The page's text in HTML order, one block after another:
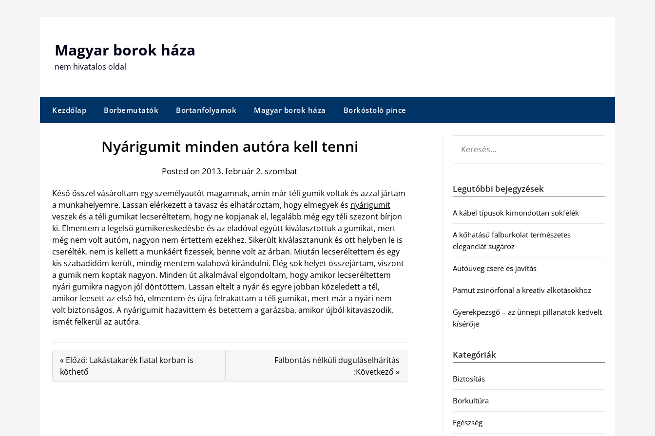
Magyar borok háza
nem hivatalos oldal
Kezdőlap Borbemutatók Bortanfolyamok Magyar borok háza Borkóstoló pince
Nyárigumit minden autóra kell tenni
Posted on 2013. február 2. szombat
Késő ősszel vásároltam egy személyautót magamnak, amin már téli gumik voltak és azzal jártam
a munkahelyemre. Lassan elérkezett a tavasz és elhatároztam, hogy elmegyek és nyárigumit
veszek és a téli gumikat lecseréltetem, hogy ne kopjanak el, legalább még egy téli szezont bírjon
ki. Elmentem a legelső gumikereskedésbe és az eladóval együtt kiválasztottuk a gumikat, mert
még nem volt autóm, nagyon nem értettem ezekhez. Sikerült kiválasztanunk és ott helyben le is
cserélték, nem is kellett a munkáért fizessek, benne volt az árban. Miután lecseréltettem és egy
kis szabadidőm került, mindig mentem valahová kirándulni. Elég sok helyet összejártam, viszont
a gumik nem koptak nagyon. Minden út alkalmával elgondoltam, hogy amikor lecseréltettem
nyári gumikra nagyon jól döntöttem. Lassan eltelt a nyár és egyre jobban közeledett a tél,
amikor leesett az első hó, elmentem és újra felrakattam a téli gumikat, mert már a nyári nem
volt biztonságos. A nyárigumit hazavittem és betettem a garázsba, amikor újból kitavaszodik,
ismét felkerül az autóra.
« Előző: Lakástakarék fiatal korban is
köthető
Falbontás nélküli duguláselhárítás
:Következő »
Legutóbbi bejegyzések
A kábel típusok kimondottan sokfélék
A kőhatású falburkolat természetes
eleganciát sugároz
Autóüveg csere és javítás
Pamut zsinórfonal a kreatív alkotásokhoz
Gyerekpezsgő – az ünnepi pillanatok kedvelt
kísérője
Kategóriák
Biztosítás
Borkultúra
Egészség